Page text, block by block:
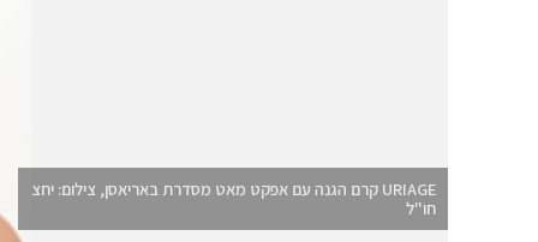
URIAGE קרם הגנה עם אפקט מאט מסדרת באריאסן, צילום: יחצ
חו"ל